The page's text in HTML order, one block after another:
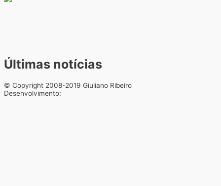
Últimas notícias
© Copyright 2008-2019 Giuliano Ribeiro
Desenvolvimento: